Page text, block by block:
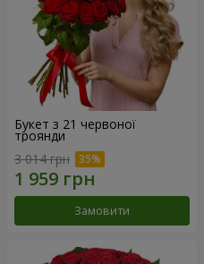
Букет з 21 червоної
троянди
3 014 грн
Замовити